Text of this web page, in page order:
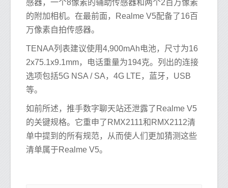
感器，一个8像素的辅助传感器和两个2百万像素
的附加相机。在最前面，Realme V5配备了16百
万像素自拍传感器。
TENAA列表建议使用4,900mAh电池，尺寸为16
2x75.1x9.1mm，电话重量为194克。列出的连接
选项包括5G NSA / SA，4G LTE，蓝牙，USB
等。
如前所述，推手数字聊天站还泄露了Realme V5
的关键规格。它重申了RMX2111和RMX2112清
单中提到的所有规范，从而使人们更加猜测这些
清单属于Realme V5。